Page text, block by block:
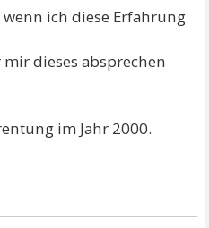
ich diese Erfahrung
dieses absprechen
im Jahr 2000.